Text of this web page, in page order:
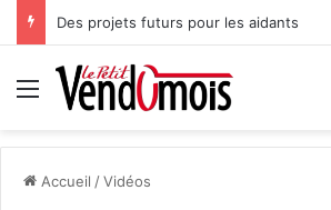
Des projets futurs pour les aidants
Menu
Accueil /Vidéos